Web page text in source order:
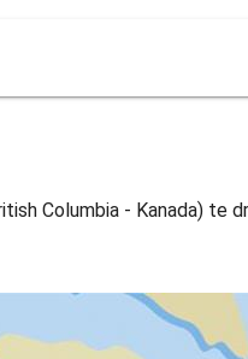
Columbia - Kanada) te